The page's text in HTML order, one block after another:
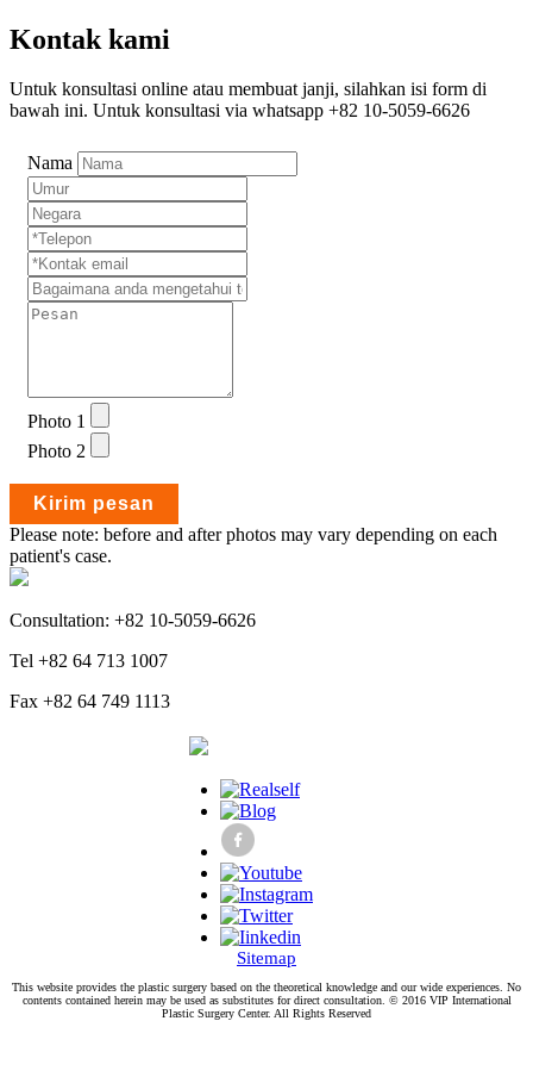
Kontak kami
Untuk konsultasi online atau membuat janji, silahkan isi form di
bawah ini. Untuk konsultasi via whatsapp +82 10-5059-6626
Nama
Photo 1
Photo 2
Please note: before and after photos may vary depending on each
patient's case.
Consultation: +82 10-5059-6626
Tel +82 64 713 1007
Fax +82 64 749 1113
Sitemap
This website provides the plastic surgery based on the theoretical knowledge and our wide experiences. No
contents contained herein may be used as substitutes for direct consultation. © 2016 VIP International
Plastic Surgery Center. All Rights Reserved